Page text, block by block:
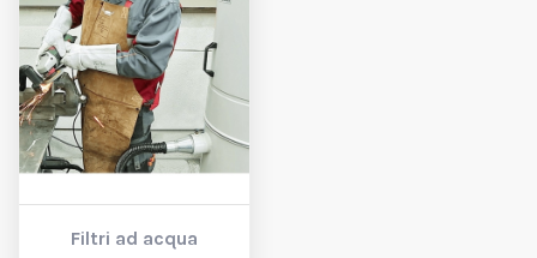
Filtri ad acqua